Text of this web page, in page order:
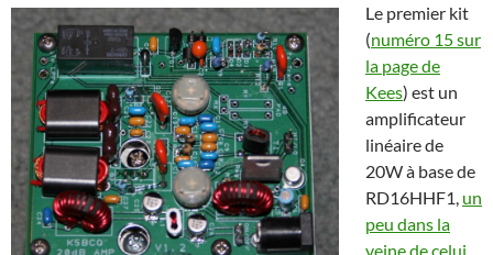
Le premier kit
(numéro 15 sur
la page de
Kees) est un
amplificateur
linéaire de
20W à base de
RD16HHF1, un
peu dans la
veine de celui